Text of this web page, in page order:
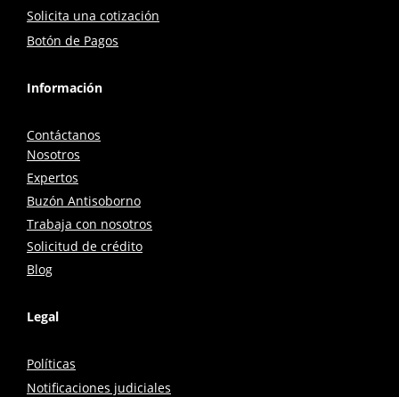
Solicita una cotización
Botón de Pagos
Información
Contáctanos
Nosotros
Expertos
Buzón Antisoborno
Trabaja con nosotros
Solicitud de crédito
Blog
Legal
Políticas
Notificaciones judiciales